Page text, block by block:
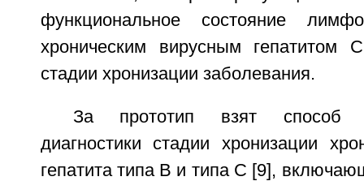
функциональное состояние
хроническим вирусным гепатитом
стадии хронизации заболевания.
За прототип взят способ
диагностики стадии хронизации
гепатита типа B и типа C [9],